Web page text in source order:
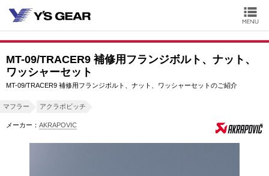
MT-09/TRACER9 補修用フランジボルト、ナット、
ワッシャーセット
MT-09/TRACER9 補修用フランジボルト、ナット、ワッシャーセットのご紹介
マフラー アクラポビッチ
メーカー： AKRAPOVIC